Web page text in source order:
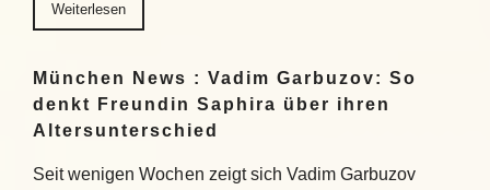
Weiterlesen
München News : Vadim Garbuzov: So
denkt Freundin Saphira über ihren
Altersunterschied
Seit wenigen Wochen zeigt sich Vadim Garbuzov